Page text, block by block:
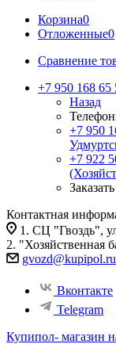
Корзина0
Отложенные0
Сравнение
+7 950 168 65
Назад
+7 950
+7 922
Контактная
1. СЦ "Гвоздь",
2. "Хозяйственная
gvozd@kupipol.ru
Вконтакте
Telegram
Купипол- магазин